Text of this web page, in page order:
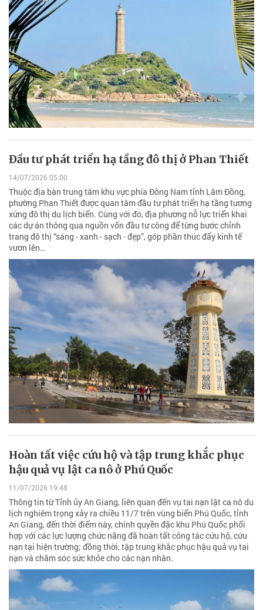
Đầu tư phát triển hạ tầng đô thị ở Phan Thiết
14/07/2026 05:00
Thuộc địa bàn trung tâm khu vực phía Đông Nam tỉnh Lâm Đồng,
phường Phan Thiết được quan tâm đầu tư phát triển hạ tầng tương
xứng đô thị du lịch biển. Cùng với đó, địa phương nỗ lực triển khai
các dự án thông qua nguồn vốn đầu tư công để từng bước chỉnh
trang đô thị “sáng - xanh - sạch - đẹp”, góp phần thúc đẩy kinh tế
vươn lên…
Hoàn tất việc cứu hộ và tập trung khắc phục
hậu quả vụ lật ca nô ở Phú Quốc
11/07/2026 19:48
Thông tin từ Tỉnh ủy An Giang, liên quan đến vụ tai nạn lật ca nô du
lịch nghiêm trọng xảy ra chiều 11/7 trên vùng biển Phú Quốc, tỉnh
An Giang, đến thời điểm này, chính quyền đặc khu Phú Quốc phối
hợp với các lực lượng chức năng đã hoàn tất công tác cứu hộ, cứu
nạn tại hiện trường; đồng thời, tập trung khắc phục hậu quả vụ tai
nạn và chăm sóc sức khỏe cho các nạn nhân.